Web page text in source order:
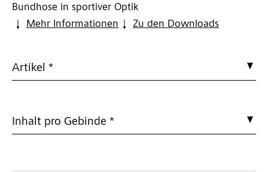
Bundhose in sportiver Optik
Mehr Informationen
Zu den Downloads
Artikel *
Inhalt pro Gebinde *